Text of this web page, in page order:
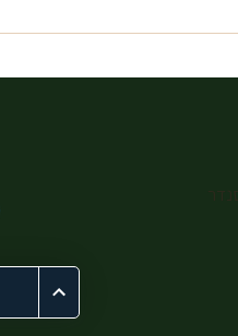
לפני שמגיעים לרכיבה על סוסים